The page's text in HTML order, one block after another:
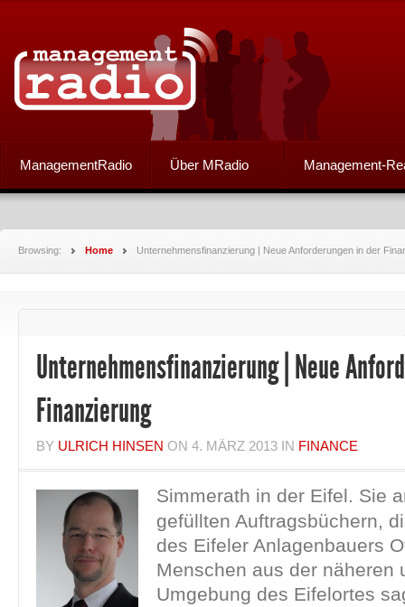
ManagementRadio Über MRadio Management-
Browsing: Home Unternehmensfinanzierung | Neue Anforderungen in der
Unternehmensfinanzierung | Neue
Finanzierung
BY ULRICH HINSEN ON 4. MÄRZ 2013 IN FINANCE
Simmerath in der Eifel. Sie
gefüllten Auftragsbüchern,
des Eifeler Anlagenbauers
Menschen aus der näheren
Umgebung des Eifelortes